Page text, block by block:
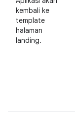
kembali ke
template
halaman
landing.